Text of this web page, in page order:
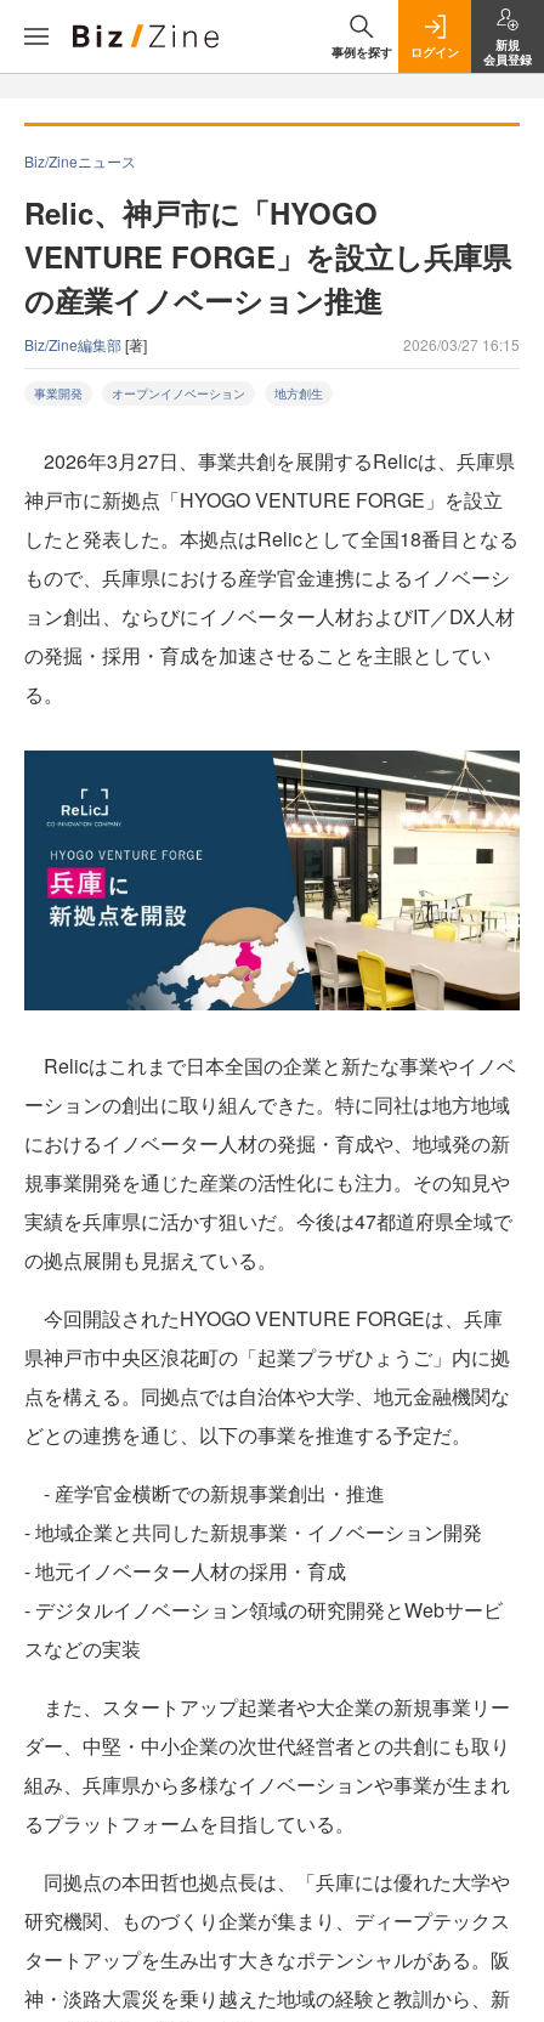
事例を探す ログイン
新規
会員登録
Biz/Zineニュース
Relic、神戸市に「HYOGO
VENTURE FORGE」を設立し兵庫県
の産業イノベーション推進
Biz/Zine編集部[著] 2026/03/27 16:15
事業開発 オープンイノベーション 地方創生
2026年3月27日、事業共創を展開するRelicは、兵庫県
神戸市に新拠点「HYOGO VENTURE FORGE」を設立
したと発表した。本拠点はRelicとして全国18番目となる
もので、兵庫県における産学官金連携によるイノベーシ
ョン創出、ならびにイノベーター人材およびIT／DX人材
の発掘・採用・育成を加速させることを主眼としてい
る。
Relicはこれまで日本全国の企業と新たな事業やイノベ
ーションの創出に取り組んできた。特に同社は地方地域
におけるイノベーター人材の発掘・育成や、地域発の新
規事業開発を通じた産業の活性化にも注力。その知見や
実績を兵庫県に活かす狙いだ。今後は47都道府県全域で
の拠点展開も見据えている。
今回開設されたHYOGO VENTURE FORGEは、兵庫
県神戸市中央区浪花町の「起業プラザひょうご」内に拠
点を構える。同拠点では自治体や大学、地元金融機関な
どとの連携を通じ、以下の事業を推進する予定だ。
- 産学官金横断での新規事業創出・推進
- 地域企業と共同した新規事業・イノベーション開発
- 地元イノベーター人材の採用・育成
- デジタルイノベーション領域の研究開発とWebサービ
スなどの実装
また、スタートアップ起業者や大企業の新規事業リー
ダー、中堅・中小企業の次世代経営者との共創にも取り
組み、兵庫県から多様なイノベーションや事業が生まれ
るプラットフォームを目指している。
同拠点の本田哲也拠点長は、「兵庫には優れた大学や
研究機関、ものづくり企業が集まり、ディープテックス
タートアップを生み出す大きなポテンシャルがある。阪
神・淡路大震災を乗り越えた地域の経験と教訓から、新